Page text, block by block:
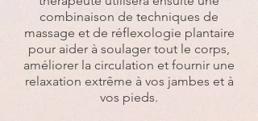
combinaison de techniques de
massage et de réflexologie plantaire
pour aider à soulager tout le corps,
améliorer la circulation et fournir une
relaxation extrême à vos jambes et à
vos pieds.